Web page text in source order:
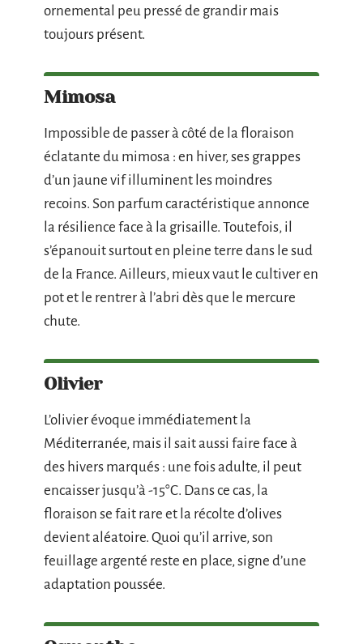
ornemental peu pressé de grandir mais
toujours présent.
Mimosa
Impossible de passer à côté de la floraison
éclatante du mimosa : en hiver, ses grappes
d’un jaune vif illuminent les moindres
recoins. Son parfum caractéristique annonce
la résilience face à la grisaille. Toutefois, il
s’épanouit surtout en pleine terre dans le sud
de la France. Ailleurs, mieux vaut le cultiver en
pot et le rentrer à l’abri dès que le mercure
chute.
Olivier
L’olivier évoque immédiatement la
Méditerranée, mais il sait aussi faire face à
des hivers marqués : une fois adulte, il peut
encaisser jusqu’à -15°C. Dans ce cas, la
floraison se fait rare et la récolte d’olives
devient aléatoire. Quoi qu’il arrive, son
feuillage argenté reste en place, signe d’une
adaptation poussée.